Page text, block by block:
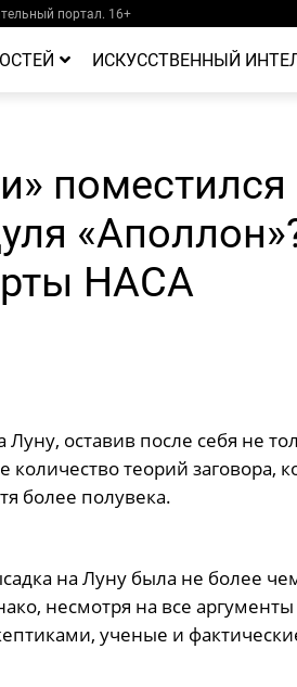
портал. 16+
ИСКУССТВЕННЫЙ
поместился
НАСА
оставив после себя не
теорий заговора,
более полувека.
на Луну была не более
несмотря на все
ученые и